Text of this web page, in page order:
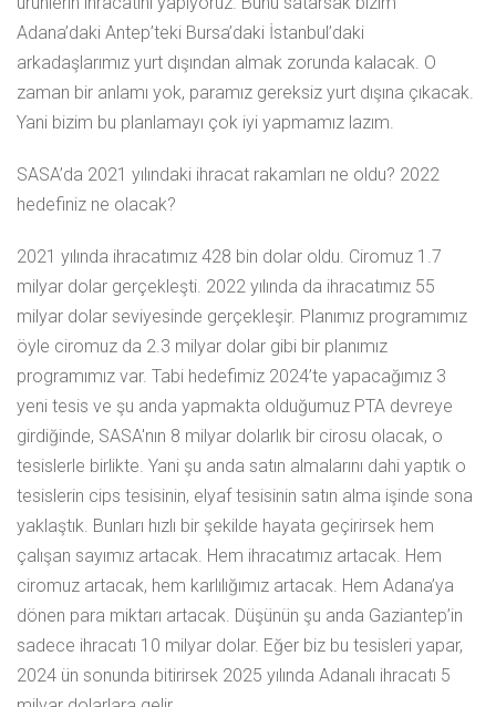
Adana’daki Antep’teki Bursa’daki İstanbul’daki
arkadaşlarımız yurt dışından almak zorunda kalacak. O
zaman bir anlamı yok, paramız gereksiz yurt dışına çıkacak.
Yani bizim bu planlamayı çok iyi yapmamız lazım.
SASA’da 2021 yılındaki ihracat rakamları ne oldu? 2022
hedefiniz ne olacak?
2021 yılında ihracatımız 428 bin dolar oldu. Ciromuz 1.7
milyar dolar gerçekleşti. 2022 yılında da ihracatımız 55
milyar dolar seviyesinde gerçekleşir. Planımız programımız
öyle ciromuz da 2.3 milyar dolar gibi bir planımız
programımız var. Tabi hedefimiz 2024’te yapacağımız 3
yeni tesis ve şu anda yapmakta olduğumuz PTA devreye
girdiğinde, SASA'nın 8 milyar dolarlık bir cirosu olacak, o
tesislerle birlikte. Yani şu anda satın almalarını dahi yaptık o
tesislerin cips tesisinin, elyaf tesisinin satın alma işinde sona
yaklaştık. Bunları hızlı bir şekilde hayata geçirirsek hem
çalışan sayımız artacak. Hem ihracatımız artacak. Hem
ciromuz artacak, hem karlılığımız artacak. Hem Adana’ya
dönen para miktarı artacak. Düşünün şu anda Gaziantep’in
sadece ihracatı 10 milyar dolar. Eğer biz bu tesisleri yapar,
2024 ün sonunda bitirirsek 2025 yılında Adanalı ihracatı 5